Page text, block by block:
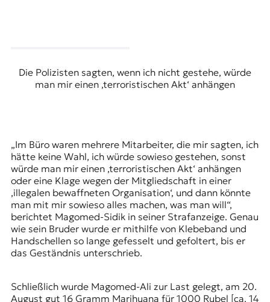
Die Polizisten sagten, wenn ich nicht gestehe, würde
man mir einen ‚terroristischen Akt‘ anhängen
„Im Büro waren mehrere Mitarbeiter, die mir sagten, ich
hätte keine Wahl, ich würde sowieso gestehen, sonst
würde man mir einen ‚terroristischen Akt‘ anhängen
oder eine Klage wegen der Mitgliedschaft in einer
‚illegalen bewaffneten Organisation‘, und dann könnte
man mit mir sowieso alles machen, was man will“,
berichtet Magomed-Sidik in seiner Strafanzeige. Genau
wie sein Bruder wurde er mithilfe von Klebeband und
Handschellen so lange gefesselt und gefoltert, bis er
das Geständnis unterschrieb.
Schließlich wurde Magomed-Ali zur Last gelegt, am 20.
August gut 16 Gramm Marihuana für 1000 Rubel [ca. 14